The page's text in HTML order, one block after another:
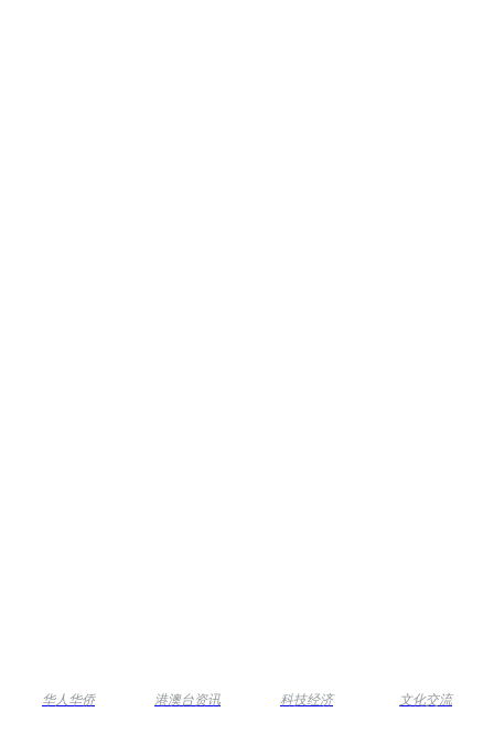
华人华侨 港澳台资讯 科技经济 文化交流